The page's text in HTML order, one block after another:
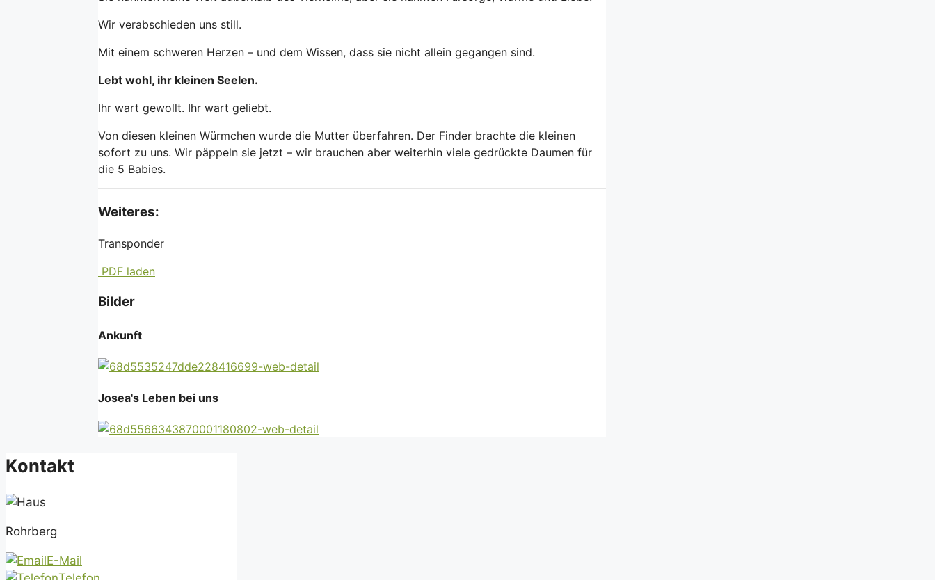
Wir verabschieden uns still.
Mit einem schweren Herzen – und dem Wissen, dass sie nicht allein gegangen sind.
Lebt wohl, ihr kleinen Seelen.
Ihr wart gewollt. Ihr wart geliebt.
Von diesen kleinen Würmchen wurde die Mutter überfahren. Der Finder brachte die kleinen
sofort zu uns. Wir päppeln sie jetzt – wir brauchen aber weiterhin viele gedrückte Daumen für
die 5 Babies.
Weiteres:
Transponder
PDF laden
Bilder
Ankunft
Josea's Leben bei uns
Kontakt
Rohrberg
E-Mail